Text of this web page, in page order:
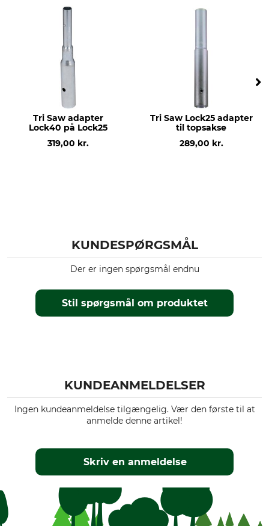
Til Felco 160S
Made in France
Tri Saw adapter
Lock40 på Lock25
319,00 kr.
Tri Saw Lock25 adapter
til topsakse
289,00 kr.
KUNDESPØRGSMÅL
Stil spørgsmål om produktet
Der er ingen spørgsmål endnu
KUNDEANMELDELSER
Ingen kundeanmeldelse tilgængelig. Vær den første til at
anmelde denne artikel!
Skriv en anmeldelse